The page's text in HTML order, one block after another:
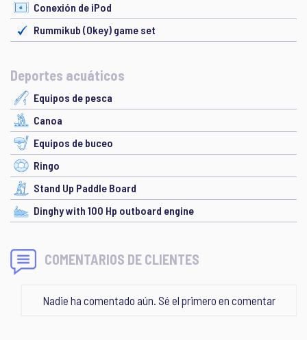
Conexión de iPod
Rummikub (Okey) game set
Deportes acuáticos
Equipos de pesca
Canoa
Equipos de buceo
Ringo
Stand Up Paddle Board
Dinghy with 100 Hp outboard engine
COMENTARIOS DE CLIENTES
Nadie ha comentado aún. Sé el primero en comentar